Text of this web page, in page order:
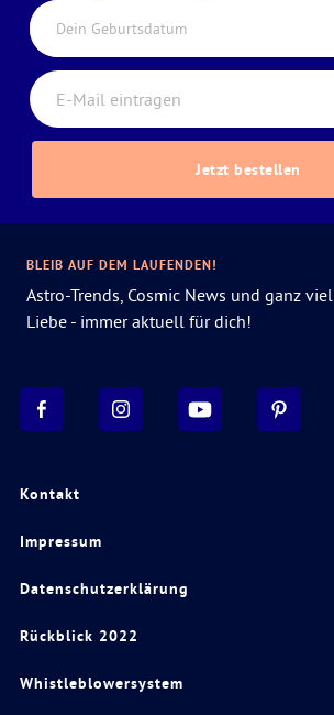
Dein Geburtsdatum
Jetzt bestellen
Kontakt
Impressum
Datenschutzerklärung
Rückblick 2022
Whistleblowersystem
BLEIB AUF DEM LAUFENDEN!
Astro-Trends, Cosmic News und ganz viel
Liebe - immer aktuell für dich!